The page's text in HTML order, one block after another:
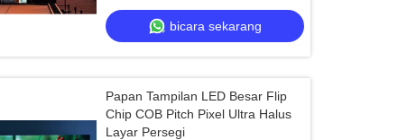
bicara sekarang
Papan Tampilan LED Besar Flip
Chip COB Pitch Pixel Ultra Halus
Layar Persegi